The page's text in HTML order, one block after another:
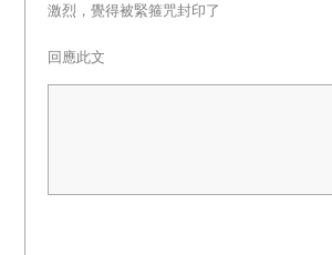
激烈，覺得被緊箍咒封印了
回應此文